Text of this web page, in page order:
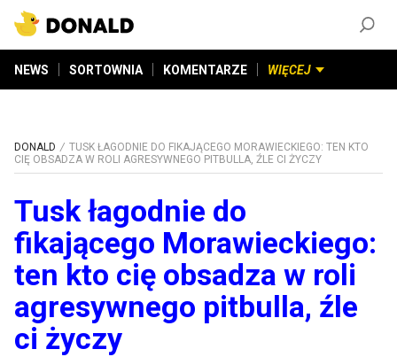
NEWS SORTOWNIA KOMENTARZE WIĘCEJ
DONALD
TUSK ŁAGODNIE DO FIKAJĄCEGO MORAWIECKIEGO: TEN KTO
CIĘ OBSADZA W ROLI AGRESYWNEGO PITBULLA, ŹLE CI ŻYCZY
Tusk łagodnie do
fikającego Morawieckiego:
ten kto cię obsadza w roli
agresywnego pitbulla, źle
ci życzy